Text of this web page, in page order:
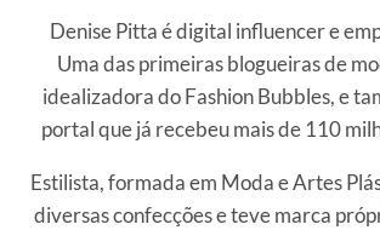
Denise Pitta é digital influencer e
Uma das primeiras blogueiras de
idealizadora do Fashion Bubbles, e
portal que já recebeu mais de 110
Estilista, formada em Moda e Artes
diversas confecções e teve marca